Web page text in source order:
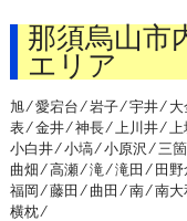
那須烏山市
エリア
旭 ⁄愛宕台 ⁄岩子 ⁄宇井 ⁄ 大
表 ⁄金井 ⁄神長 ⁄ 上川井 ⁄
小白井 ⁄小塙 ⁄小原沢 ⁄ 三
曲畑 ⁄高瀬 ⁄滝 ⁄滝田 ⁄ 田野
福岡 ⁄藤田 ⁄ 曲田 ⁄南 ⁄南大
横枕 ⁄